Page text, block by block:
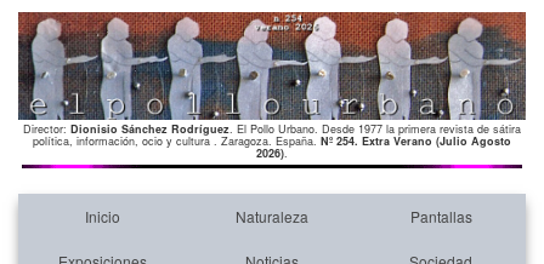
Director: Dionisio Sánchez Rodríguez. El Pollo Urbano. Desde 1977 la primera revista de sátira
política, información, ocio y cultura . Zaragoza. España. Nº 254. Extra Verano (Julio Agosto
2026).
Inicio Naturaleza Pantallas